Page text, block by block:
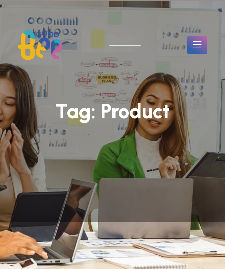
Tag: Product